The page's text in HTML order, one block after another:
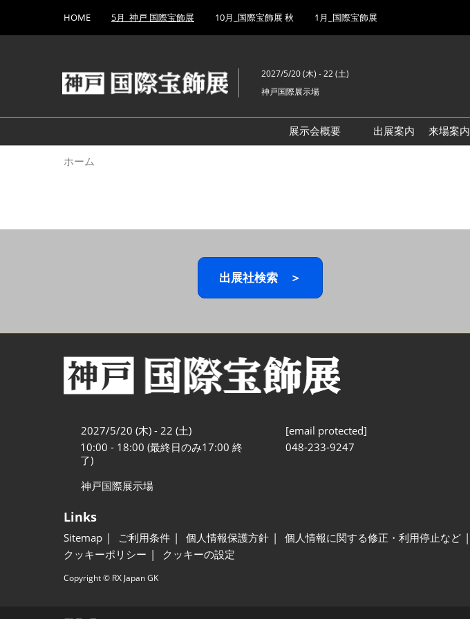
キ
し
て
to
HOME 5月_神戸 国際宝飾展 10月_国際宝飾展 秋 1月_国際宝飾展
2027/5/20 (木) - 22 (土)
神戸国際展示場
展示会概要
出展案内
来場案内
ホーム
出展社検索 ＞
2027/5/20 (木) - 22 (土)
10:00 - 18:00 (最終日のみ17:00 終
了)
神戸国際展示場
[email protected]
048-233-9247
Links
Sitemap ご利用条件 個人情報保護方針 個人情報に関する修正・利用停止など
クッキーポリシー
クッキーの設定
Copyright © RX Japan GK